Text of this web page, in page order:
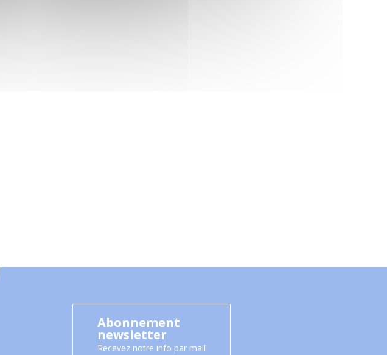
Abonnement
newsletter
Recevez notre info par mail